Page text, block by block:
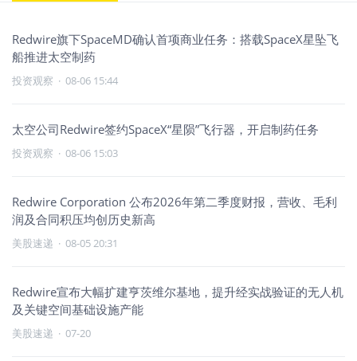
Redwire旗下SpaceMD确认首项商业任务：搭载SpaceX星坠飞
船推进太空制药
投资观察 · 08-06 15:44
太空公司Redwire签约SpaceX“星陨”飞行器，开启制药任务
投资观察 · 08-06 15:03
Redwire Corporation 公布2026年第二季度财报，营收、毛利
润及合同积压均创历史新高
美股速递 · 08-05 20:31
Redwire宣布大幅扩建亨茨维尔基地，提升经实战验证的无人机
及关键空间基础设施产能
美股速递 · 07-20